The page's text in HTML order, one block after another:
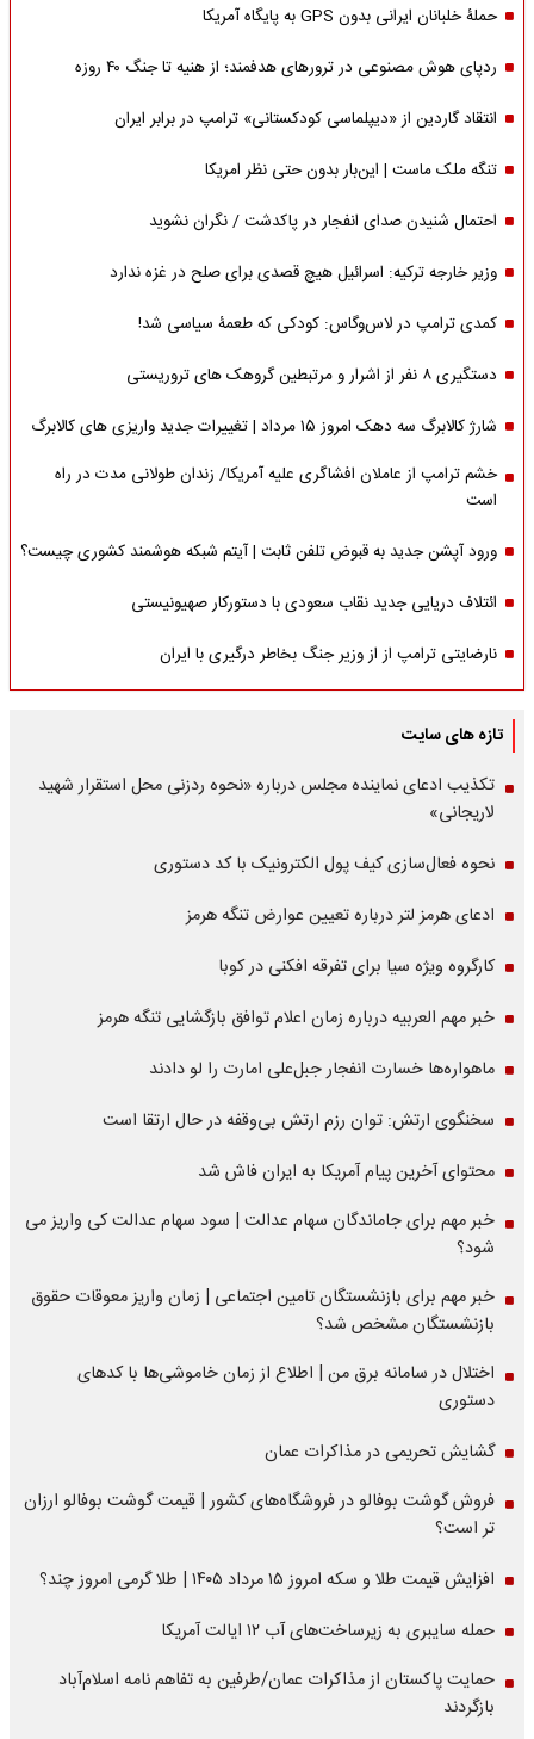
حملۀ خلبانان ایرانی بدون GPS به پایگاه آمریکا
ردپای هوش مصنوعی در ترورهای هدفمند؛ از هنیه تا جنگ ۴۰ روزه
انتقاد گاردین از «دیپلماسی کودکستانی» ترامپ در برابر ایران
تنگه ملک ماست | این‌بار بدون حتی نظر امریکا
احتمال شنیدن صدای انفجار در پاکدشت / نگران نشوید
وزیر خارجه ترکیه: اسرائیل هیچ قصدی برای صلح در غزه ندارد
کمدی ترامپ در لاس‌وگاس: کودکی که طعمۀ سیاسی شد!
دستگیری ۸ نفر از اشرار و مرتبطین گروهک های تروریستی
شارژ کالابرگ سه دهک امروز ۱۵ مرداد | تغییرات جدید واریزی های کالابرگ
خشم ترامپ از عاملان افشاگری‌ علیه آمریکا/ زندان طولانی مدت در راه
است
ورود آپشن جدید به قبوض تلفن ثابت | آیتم شبکه هوشمند کشوری چیست؟
ائتلاف دریایی جدید نقاب سعودی با دستورکار صهیونیستی
نارضایتی ترامپ از از وزیر جنگ بخاطر درگیری با ایران
تازه های سایت
تکذیب ادعای نماینده مجلس درباره «نحوه ردزنی محل استقرار شهید
لاریجانی»
نحوه فعال‌سازی کیف پول الکترونیک با کد دستوری
ادعای هرمز لتر درباره تعیین عوارض تنگه هرمز
کارگروه ویژه سیا برای تفرقه افکنی در کوبا
خبر مهم العربیه درباره زمان اعلام توافق بازگشایی تنگه هرمز
ماهواره‌‌ها خسارت انفجار جبل‌علی امارت را لو دادند
سخنگوی ارتش: توان رزم ارتش بی‌وقفه در حال ارتقا است
محتوای آخرین پیام آمریکا به ایران فاش شد
خبر مهم برای جاماندگان سهام عدالت | سود سهام عدالت کی واریز می
شود؟
خبر مهم برای بازنشستگان تامین اجتماعی | زمان واریز معوقات حقوق
بازنشستگان مشخص شد؟
اختلال در سامانه برق من | اطلاع از زمان خاموشی‌ها با کدهای
دستوری
گشایش تحریمی در مذاکرات عمان
فروش گوشت بوفالو در فروشگاه‌های کشور | قیمت گوشت بوفالو ارزان
تر است؟
افزایش قیمت طلا و سکه امروز ۱۵ مرداد ۱۴۰۵ | طلا گرمی امروز چند؟
حمله سایبری به زیرساخت‌های آب ۱۲ ایالت آمریکا
حمایت پاکستان از مذاکرات عمان/طرفین به تفاهم نامه اسلام‌آباد
بازگردند